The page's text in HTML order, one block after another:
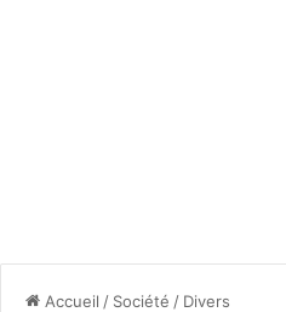
Accueil / Société / Divers